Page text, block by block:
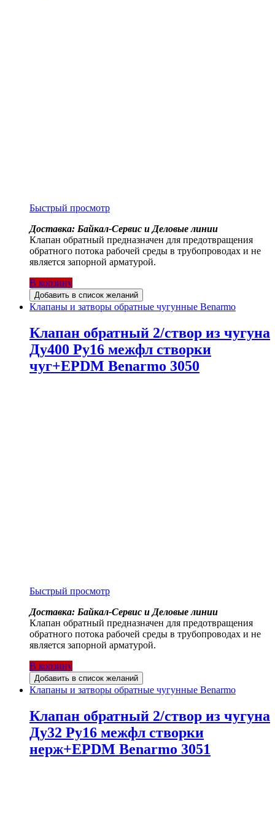
Быстрый просмотр
Доставка: Байкал-Сервис и Деловые линии
Клапан обратный предназначен для предотвращения
обратного потока рабочей среды в трубопроводах и не
является запорной арматурой.
В корзину
Добавить в список желаний
Клапаны и затворы обратные чугунные Benarmo
Клапан обратный 2/створ из чугуна
Ду400 Ру16 межфл створки
чуг+EPDM Benarmo 3050
Быстрый просмотр
Доставка: Байкал-Сервис и Деловые линии
Клапан обратный предназначен для предотвращения
обратного потока рабочей среды в трубопроводах и не
является запорной арматурой.
В корзину
Добавить в список желаний
Клапаны и затворы обратные чугунные Benarmo
Клапан обратный 2/створ из чугуна
Ду32 Ру16 межфл створки
нерж+EPDM Benarmo 3051